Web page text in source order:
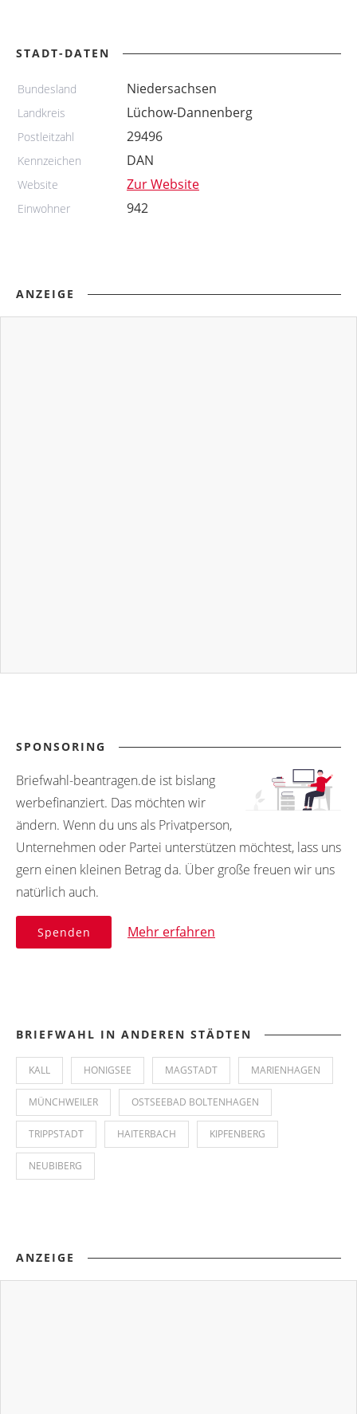
STADT-DATEN
Bundesland Niedersachsen
Landkreis Lüchow-Dannenberg
Postleitzahl 29496
Kennzeichen DAN
Website Zur Website
Einwohner 942
ANZEIGE
SPONSORING
Briefwahl-beantragen.de ist bislang
werbefinanziert. Das möchten wir
ändern. Wenn du uns als Privatperson,
Unternehmen oder Partei unterstützen möchtest, lass uns
gern einen kleinen Betrag da. Über große freuen wir uns
natürlich auch.
Spenden Mehr erfahren
BRIEFWAHL IN ANDEREN STÄDTEN
KALL HONIGSEE MAGSTADT MARIENHAGEN
MÜNCHWEILER OSTSEEBAD BOLTENHAGEN
TRIPPSTADT HAITERBACH KIPFENBERG
NEUBIBERG
ANZEIGE